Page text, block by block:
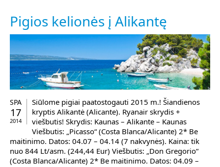
Pigios kelionės į Alikantę
SPA
17
2014
Siūlome pigiai paatostogauti 2015 m.! Šiandienos
kryptis Alikantė (Alicante). Ryanair skrydis +
viešbutis! Skrydis: Kaunas – Alikante – Kaunas
Viešbutis: „Picasso“ (Costa Blanca/Alicante) 2* Be
maitinimo. Datos: 04.07 – 04.14 (7 nakvynės). Kaina: tik
nuo 844 Lt/asm. (244,44 Eur) Viešbutis: „Don Gregorio“
(Costa Blanca/Alicante) 2* Be maitinimo. Datos: 04.09 –